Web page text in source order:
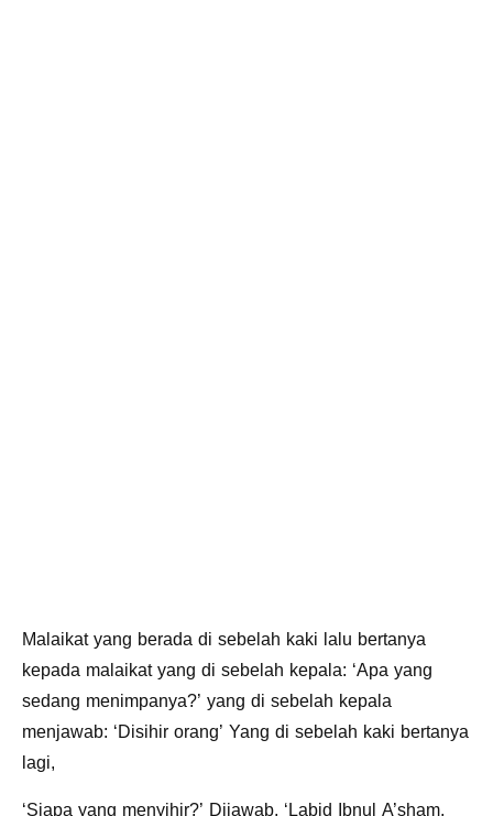
Malaikat yang berada di sebelah kaki lalu bertanya
kepada malaikat yang di sebelah kepala: ‘Apa yang
sedang menimpanya?’ yang di sebelah kepala
menjawab: ‘Disihir orang’ Yang di sebelah kaki bertanya
lagi,
‘Siapa yang menyihir?’ Dijawab, ‘Labid Ibnul A’sham,